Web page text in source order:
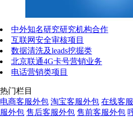
中外知名研究研究机构合作
互联网安全审核项目
数据清洗及leads挖掘类
北京联通4G卡号营销业务
电话营销类项目
热门栏目
电商客服外包 淘宝客服外包 在线客
服外包 售后客服外包 售前客服外包